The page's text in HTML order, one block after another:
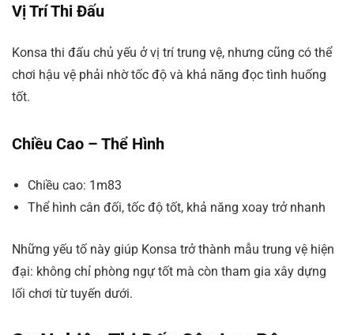
Vị Trí Thi Đấu
Konsa thi đấu chủ yếu ở vị trí trung vệ, nhưng cũng có thể
chơi hậu vệ phải nhờ tốc độ và khả năng đọc tình huống
tốt.
Chiều Cao – Thể Hình
Chiều cao: 1m83
Thể hình cân đối, tốc độ tốt, khả năng xoay trở nhanh
Những yếu tố này giúp Konsa trở thành mẫu trung vệ hiện
đại: không chỉ phòng ngự tốt mà còn tham gia xây dựng
lối chơi từ tuyến dưới.